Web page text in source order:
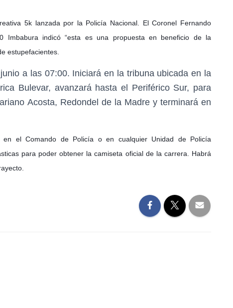
5k lanzada por la Policía Nacional. El Coronel Fernando
Imbabura indicó “esta es una propuesta en beneficio de la
estupefacientes.
a las 07:00. Iniciará en la tribuna ubicada en la
Bulevar, avanzará hasta el Periférico Sur, para
Acosta, Redondel de la Madre y terminará en
el Comando de Policía o en cualquier Unidad de Policía
para poder obtener la camiseta oficial de la carrera. Habrá